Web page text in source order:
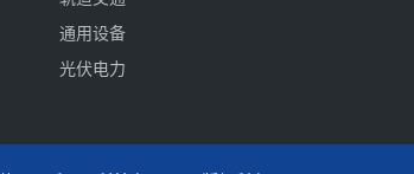
通用设备
光伏电力